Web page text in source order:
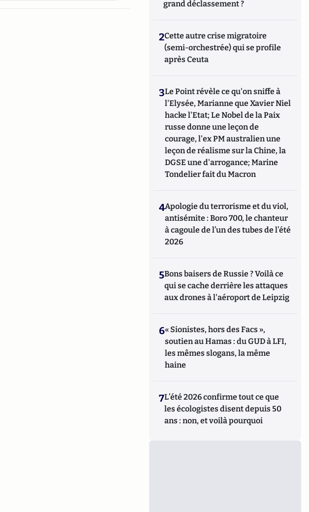
grand déclassement ?
2Cette autre crise migratoire
(semi-orchestrée) qui se profile
après Ceuta
3Le Point révèle ce qu'on sniffe à
l'Elysée, Marianne que Xavier Niel
hacke l'Etat; Le Nobel de la Paix
russe donne une leçon de
courage, l'ex PM australien une
leçon de réalisme sur la Chine, la
DGSE une d'arrogance; Marine
Tondelier fait du Macron
4Apologie du terrorisme et du viol,
antisémite : Boro 700, le chanteur
à cagoule de l’un des tubes de l’été
2026
5Bons baisers de Russie ? Voilà ce
qui se cache derrière les attaques
aux drones à l'aéroport de Leipzig
6« Sionistes, hors des Facs »,
soutien au Hamas : du GUD à LFI,
les mêmes slogans, la même
haine
7L’été 2026 confirme tout ce que
les écologistes disent depuis 50
ans : non, et voilà pourquoi